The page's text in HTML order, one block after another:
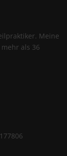
Meine
als 36